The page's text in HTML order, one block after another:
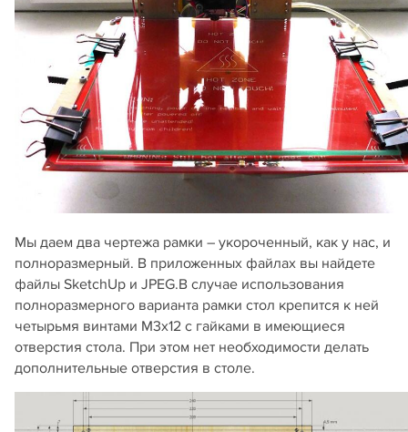
Мы даем два чертежа рамки – укороченный, как у нас, и
полноразмерный. В приложенных файлах вы найдете
файлы SketchUp и JPEG.В случае использования
полноразмерного варианта рамки стол крепится к ней
четырьмя винтами M3х12 с гайками в имеющиеся
отверстия стола. При этом нет необходимости делать
дополнительные отверстия в столе.